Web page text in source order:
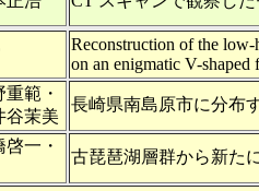
Reconstruction of the low-
on an enigmatic V-shaped
範・
谷茉美
長崎県南島原市に分布
一・
古琵琶湖層群から新た